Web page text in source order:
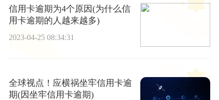
信用卡逾期为4个原因(为什么信
用卡逾期的人越来越多)
2023-04-25 08:34:31
全球视点！应横祸坐牢信用卡逾
期(因坐牢信用卡逾期)